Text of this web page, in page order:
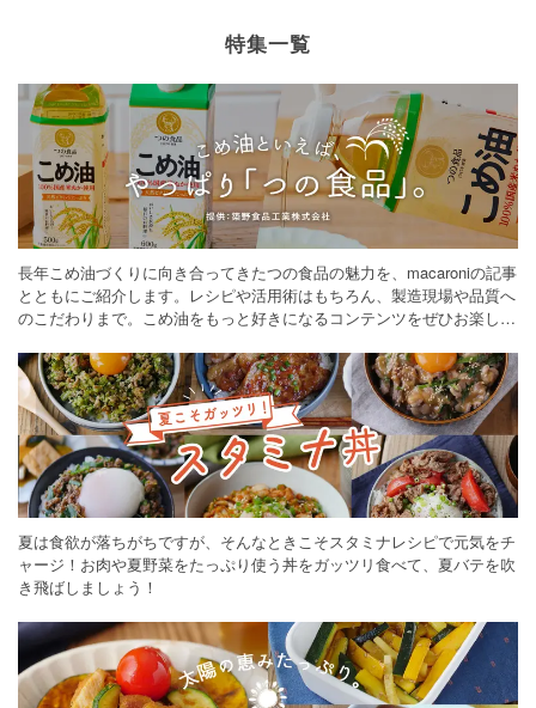
特集一覧
長年こめ油づくりに向き合ってきたつの食品の魅力を、macaroniの記事
とともにご紹介します。レシピや活用術はもちろん、製造現場や品質へ
のこだわりまで。こめ油をもっと好きになるコンテンツをぜひお楽しみ
夏は食欲が落ちがちですが、そんなときこそスタミナレシピで元気をチ
ャージ！お肉や夏野菜をたっぷり使う丼をガッツリ食べて、夏バテを吹
き飛ばしましょう！